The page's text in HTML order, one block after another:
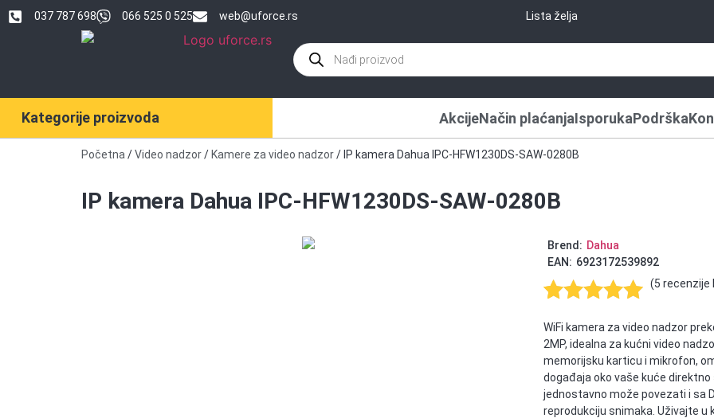
037 787 698 066 525 0 525 web@uforce.rs Lista želja
Kategorije proizvoda AkcijeNačin plaćanjaIsporukaPodrška
Početna /Video nadzor/ Kamere za video nadzor/ IP kamera Dahua IPC-HFW1230DS-SAW-0280B
IP kamera Dahua IPC-HFW1230DS-SAW-0280B
Brend: Dahua
EAN: 6923172539892
Ocenjeno
5.00od 5
na osnovu
5
ocena
kupaca
(5 recenzije
WiFi kamera za video nadzor
2MP, idealna za kućni video
memorijsku karticu i mikrofon,
događaja oko vaše kuće
jednostavno može povezati i sa
reprodukciju snimaka. Uživajte u